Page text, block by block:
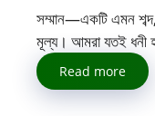
সম্মান—একটি এমন
মূল্য। আমরা যতই ধনী
Read more